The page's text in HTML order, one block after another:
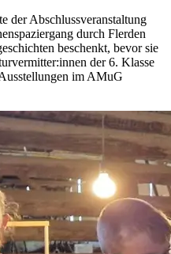
der Abschlussveranstaltung
durch Flerden
beschenkt, bevor sie
der 6. Klasse
im AMuG